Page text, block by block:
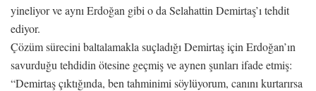
yineliyor ve aynı Erdoğan gibi o da Selahattin Demirtaş’ı tehdit
ediyor.
Çözüm sürecini baltalamakla suçladığı Demirtaş için Erdoğan’ın
savurduğu tehdidin ötesine geçmiş ve aynen şunları ifade etmiş:
“Demirtaş çıktığında, ben tahminimi söylüyorum, canını kurtarırsa